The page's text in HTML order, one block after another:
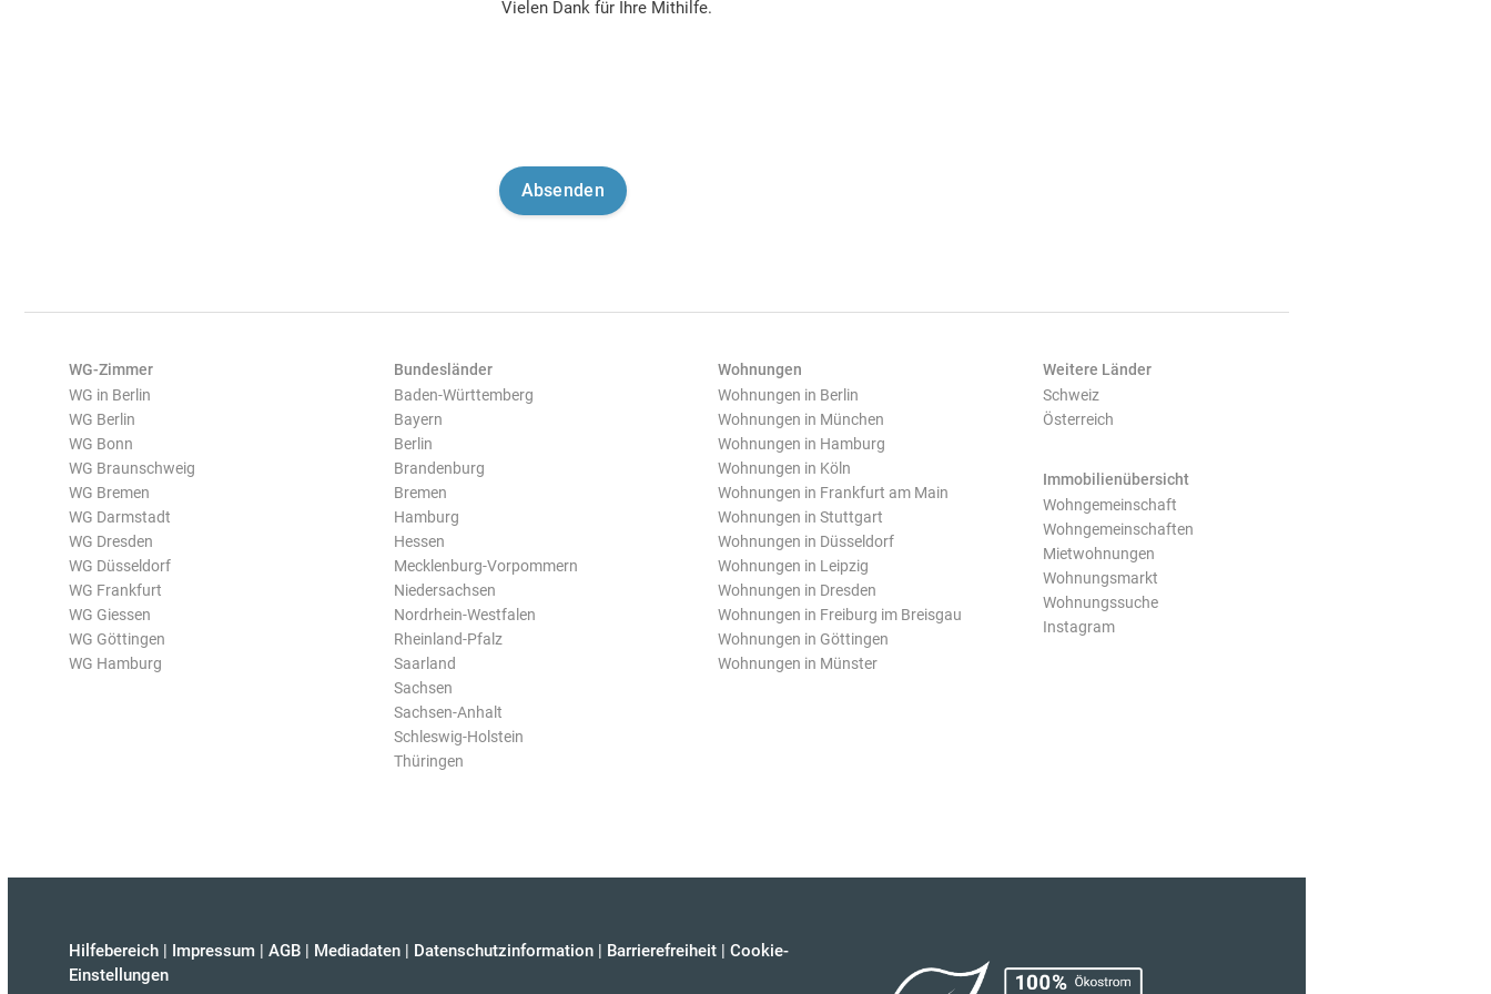
Vielen Dank für Ihre Mithilfe.
WG-Zimmer
WG in Berlin
WG Berlin
WG Bonn
WG Braunschweig
WG Bremen
WG Darmstadt
WG Dresden
WG Düsseldorf
WG Frankfurt
WG Giessen
WG Göttingen
WG Hamburg
Bundesländer
Baden-Württemberg
Bayern
Berlin
Brandenburg
Bremen
Hamburg
Hessen
Mecklenburg-Vorpommern
Niedersachsen
Nordrhein-Westfalen
Rheinland-Pfalz
Saarland
Sachsen
Sachsen-Anhalt
Schleswig-Holstein
Thüringen
Wohnungen
Wohnungen in Berlin
Wohnungen in München
Wohnungen in Hamburg
Wohnungen in Köln
Wohnungen in Frankfurt am Main
Wohnungen in Stuttgart
Wohnungen in Düsseldorf
Wohnungen in Leipzig
Wohnungen in Dresden
Wohnungen in Freiburg im Breisgau
Wohnungen in Göttingen
Wohnungen in Münster
Weitere Länder
Schweiz
Österreich
Immobilienübersicht
Wohngemeinschaft
Wohngemeinschaften
Mietwohnungen
Wohnungsmarkt
Wohnungssuche
Instagram
Hilfebereich | Impressum | AGB | Mediadaten | Datenschutzinformation | Barrierefreiheit | Cookie-
Einstellungen